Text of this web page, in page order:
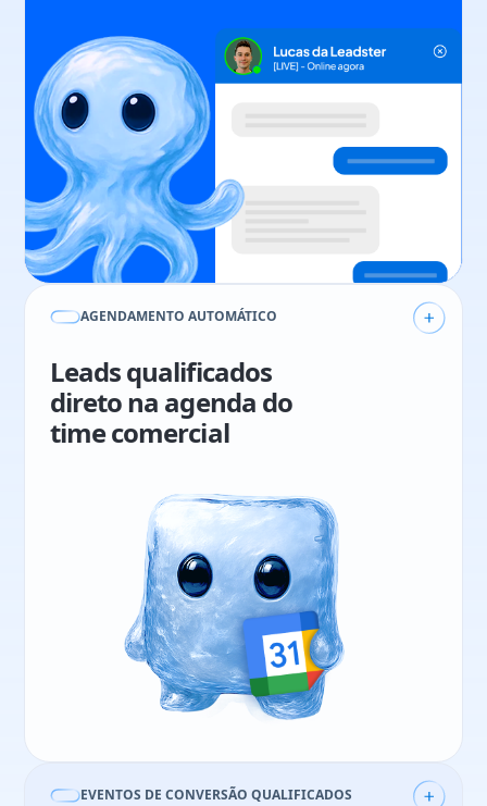
Rafael Cássio
Fundador & CEO
113%aumento em conversão aumento em vendas
AGENDAMENTO AUTOMÁTICO
Leads qualificados
direto na agenda do
time comercial
Rafael Salomão
Sales & CS Manager
reuniões qualificadas em 3 meses
EVENTOS DE CONVERSÃO QUALIFICADOS